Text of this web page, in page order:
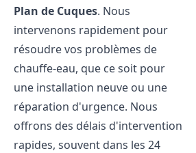
Plan de Cuques. Nous
intervenons rapidement pour
résoudre vos problèmes de
chauffe-eau, que ce soit pour
une installation neuve ou une
réparation d'urgence. Nous
offrons des délais d'intervention
rapides, souvent dans les 24